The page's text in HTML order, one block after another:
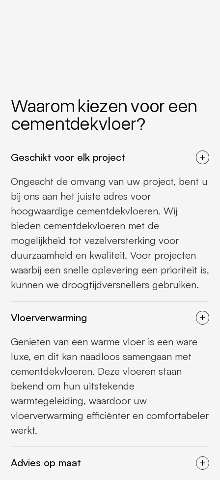
Waarom kiezen voor een
cementdekvloer?
Geschikt voor elk project
Ongeacht de omvang van uw project, bent u
bij ons aan het juiste adres voor
hoogwaardige cementdekvloeren. Wij
bieden cementdekvloeren met de
mogelijkheid tot vezelversterking voor
duurzaamheid en kwaliteit. Voor projecten
waarbij een snelle oplevering een prioriteit is,
kunnen we droogtijdversnellers gebruiken.
Vloerverwarming
Genieten van een warme vloer is een ware
luxe, en dit kan naadloos samengaan met
cementdekvloeren. Deze vloeren staan
bekend om hun uitstekende
warmtegeleiding, waardoor uw
vloerverwarming efficiënter en comfortabeler
werkt.
Advies op maat